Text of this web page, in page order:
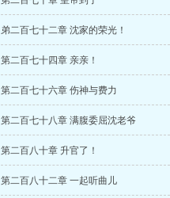
弟二百七十二章 沈家的荣光！
第二百七十四章 亲亲！
第二百七十六章 伤神与费力
第二百七十八章 满腹委屈沈老爷
第二百八十章 升官了！
第二百八十二章 一起听曲儿